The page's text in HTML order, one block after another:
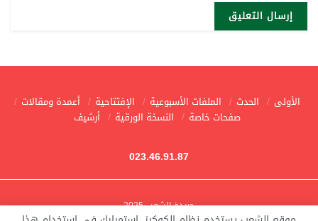
الأولى الحدث الملفات الأسبوعية الإفتتاحية
أعمدة ومقالات
صفحات خاصة
النسخة الورقية أرشيف
023.46.91.87
جريدة الشعب 2025